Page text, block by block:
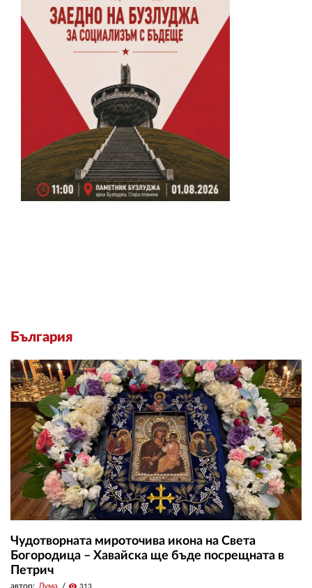
България
Чудотворната мироточива икона на Света
Богородица – Хавайска ще бъде посрещната в
Петрич
автор: Дума visibility 313